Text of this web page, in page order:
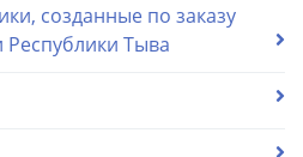
созданные по заказу
Тыва